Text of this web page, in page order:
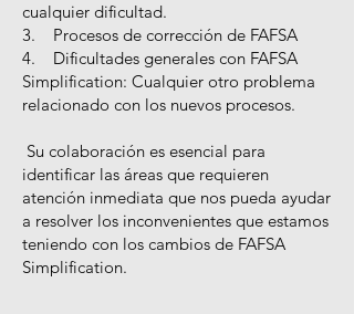
cualquier dificultad.
3. Procesos de corrección de FAFSA
4. Dificultades generales con FAFSA
Simplification: Cualquier otro problema
relacionado con los nuevos procesos.
Su colaboración es esencial para
identificar las áreas que requieren
atención inmediata que nos pueda ayudar
a resolver los inconvenientes que estamos
teniendo con los cambios de FAFSA
Simplification.